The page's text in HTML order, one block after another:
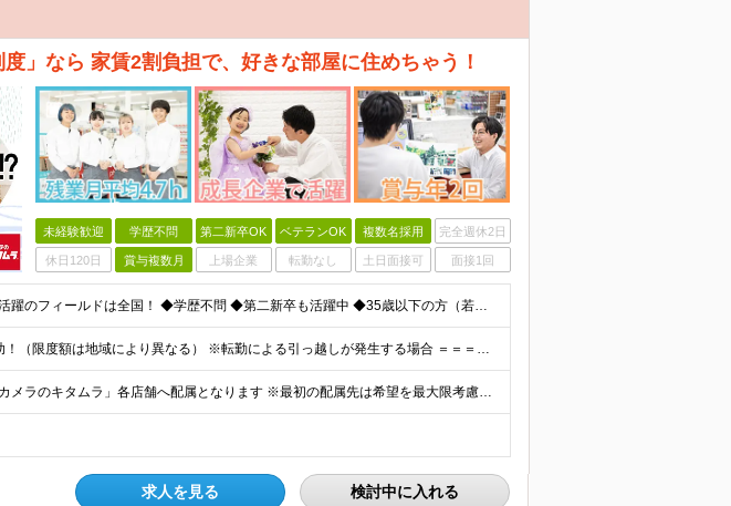
」なら 家賃2割負担で、好きな部屋に住めちゃう！
未経験歓迎 学歴不問 第二新卒OK ベテランOK 複数名採用 完全週休2日
休日120日 賞与複数月 上場企業 転勤なし 土日面接可 面接1回
◆未経験歓迎！活躍のフィールドは全国！ ◆学歴不問 ◆第二新卒も活躍中 ◆35歳以下の方（若年層の長期キャリア形成を図るため）
★家賃を8割補助！（限度額は地域により異なる） ※転勤による引っ越しが発生する場合 ＝＝＝＝＝＝＝＝＝＝＝＝＝＝＝＝＝＝＝＝＝＝＝ 例えば、家賃7.5万円なら6万円は会社で負担。 あなたが支払うのは、
全国エリアの「カメラのキタムラ」各店舗へ配属となります ※最初の配属先は希望を最大限考慮した上で決定します ▼詳しい勤務地住所は下記URLをご確認ください。 https://sss.kitamur
求人を見る 検討中に入れる